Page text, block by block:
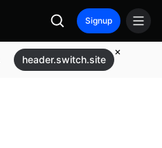
Signup
header.switch.site